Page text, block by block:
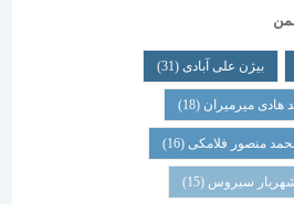
علی آبادی(31)
(18)
فلامکی (16)
سیروس(15)